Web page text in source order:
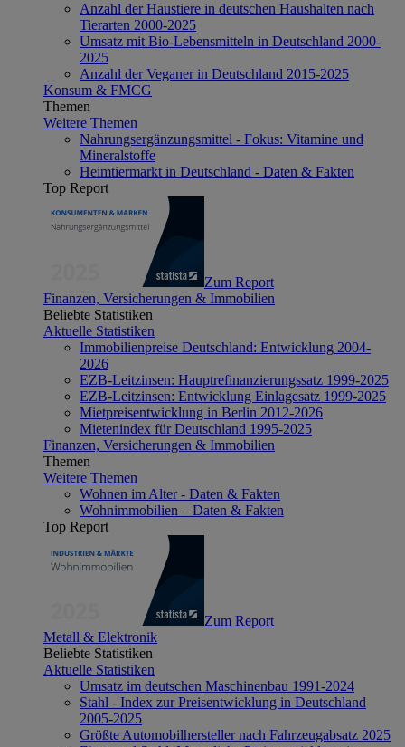
Anzahl der Haustiere in deutschen Haushalten nach
Tierarten 2000-2025
Umsatz mit Bio-Lebensmitteln in Deutschland 2000-
2025
Anzahl der Veganer in Deutschland 2015-2025
Konsum & FMCG
Themen
Weitere Themen
Nahrungsergänzungsmittel - Fokus: Vitamine und
Mineralstoffe
Heimtiermarkt in Deutschland - Daten & Fakten
Top Report
Zum Report
Finanzen, Versicherungen & Immobilien
Beliebte Statistiken
Aktuelle Statistiken
Immobilienpreise Deutschland: Entwicklung 2004-
2026
EZB-Leitzinsen: Hauptrefinanzierungssatz 1999-2025
EZB-Leitzinsen: Entwicklung Einlagesatz 1999-2025
Mietpreisentwicklung in Berlin 2012-2026
Mietenindex für Deutschland 1995-2025
Finanzen, Versicherungen & Immobilien
Themen
Weitere Themen
Wohnen im Alter - Daten & Fakten
Wohnimmobilien – Daten & Fakten
Top Report
Zum Report
Metall & Elektronik
Beliebte Statistiken
Aktuelle Statistiken
Umsatz im deutschen Maschinenbau 1991-2024
Stahl - Index zur Preisentwicklung in Deutschland
2005-2025
Größte Automobilhersteller nach Fahrzeugabsatz 2025